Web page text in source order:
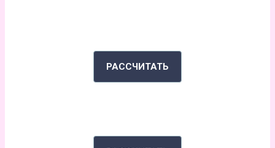
РАССЧИТАТЬ